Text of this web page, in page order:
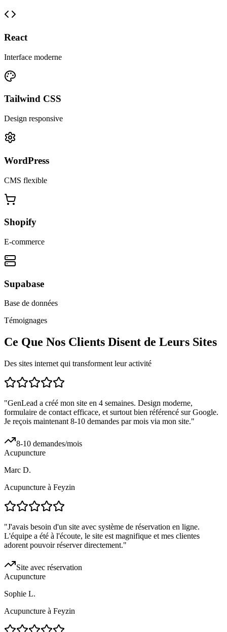
React
Interface moderne
Tailwind CSS
Design responsive
WordPress
CMS flexible
Shopify
E-commerce
Supabase
Base de données
Témoignages
Ce Que Nos Clients Disent de Leurs Sites
Des sites internet qui transforment leur activité
"GenLead a créé mon site en 4 semaines. Design moderne,
formulaire de contact efficace, et surtout bien référencé sur Google.
Je reçois maintenant 8-10 demandes par mois via mon site."
8-10 demandes/mois
Acupuncture
Marc D.
Acupuncture à Feyzin
"J'avais besoin d'un site avec système de réservation en ligne.
L'équipe a été à l'écoute, le site est magnifique et mes clientes
adorent pouvoir réserver directement."
Site avec réservation
Acupuncture
Sophie L.
Acupuncture à Feyzin